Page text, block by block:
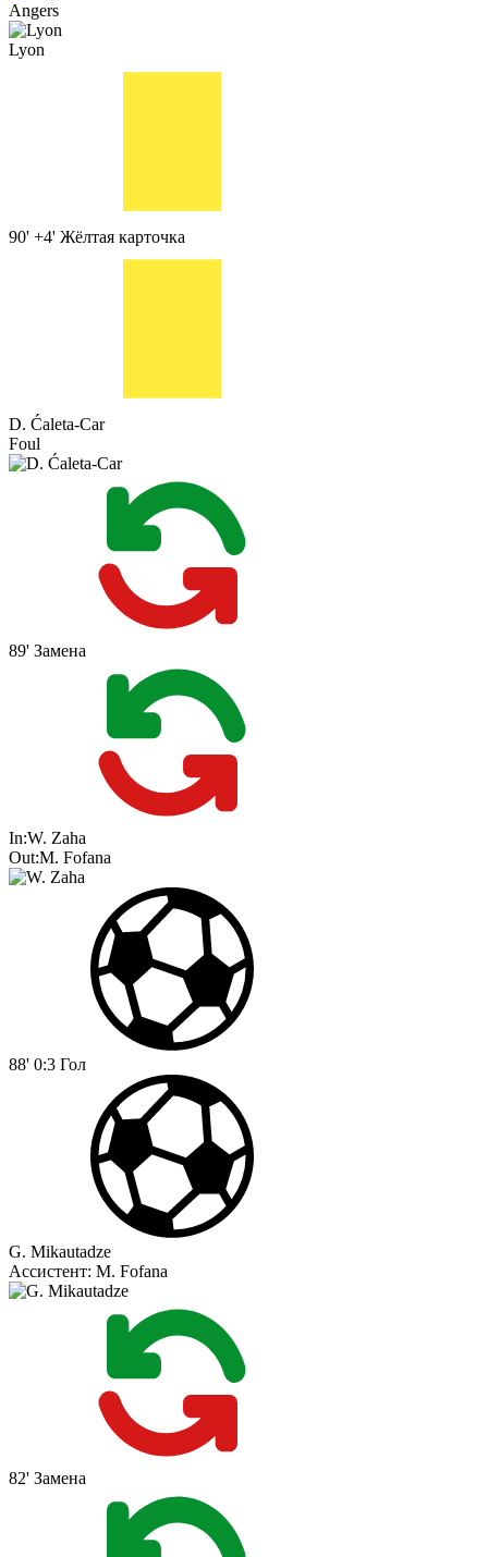
Angers
Lyon
90' +4' Жёлтая карточка
D. Ćaleta-Car
Foul
89' Замена
In:W. Zaha
Out:M. Fofana
88' 0:3 Гол
G. Mikautadze
Ассистент: M. Fofana
82' Замена